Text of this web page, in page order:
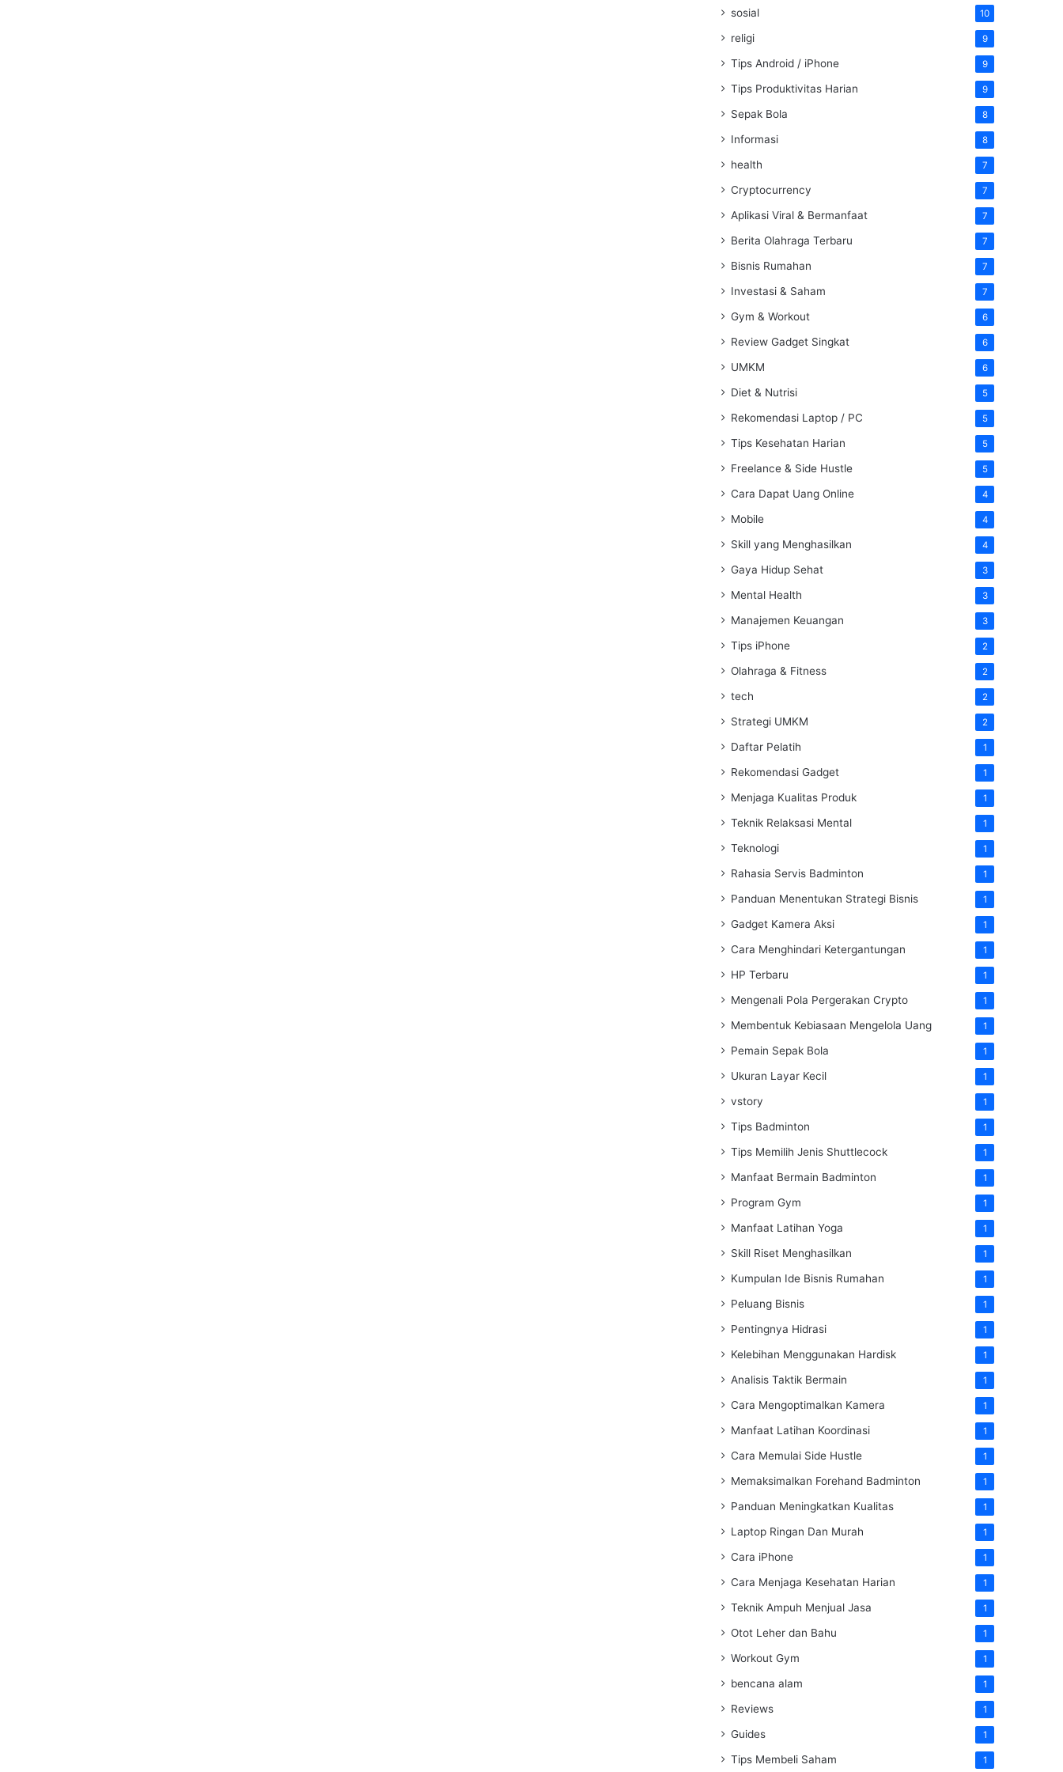
sosial 10
religi 9
Tips Android / iPhone 9
Tips Produktivitas Harian 9
Sepak Bola 8
Informasi 8
health 7
Cryptocurrency 7
Aplikasi Viral & Bermanfaat 7
Berita Olahraga Terbaru 7
Bisnis Rumahan 7
Investasi & Saham 7
Gym & Workout 6
Review Gadget Singkat 6
UMKM 6
Diet & Nutrisi 5
Rekomendasi Laptop / PC 5
Tips Kesehatan Harian 5
Freelance & Side Hustle 5
Cara Dapat Uang Online 4
Mobile 4
Skill yang Menghasilkan 4
Gaya Hidup Sehat 3
Mental Health 3
Manajemen Keuangan 3
Tips iPhone 2
Olahraga & Fitness 2
tech 2
Strategi UMKM 2
Daftar Pelatih 1
Rekomendasi Gadget 1
Menjaga Kualitas Produk 1
Teknik Relaksasi Mental 1
Teknologi 1
Rahasia Servis Badminton 1
Panduan Menentukan Strategi Bisnis 1
Gadget Kamera Aksi 1
Cara Menghindari Ketergantungan 1
HP Terbaru 1
Mengenali Pola Pergerakan Crypto 1
Membentuk Kebiasaan Mengelola Uang 1
Pemain Sepak Bola 1
Ukuran Layar Kecil 1
vstory 1
Tips Badminton 1
Tips Memilih Jenis Shuttlecock 1
Manfaat Bermain Badminton 1
Program Gym 1
Manfaat Latihan Yoga 1
Skill Riset Menghasilkan 1
Kumpulan Ide Bisnis Rumahan 1
Peluang Bisnis 1
Pentingnya Hidrasi 1
Kelebihan Menggunakan Hardisk 1
Analisis Taktik Bermain 1
Cara Mengoptimalkan Kamera 1
Manfaat Latihan Koordinasi 1
Cara Memulai Side Hustle 1
Memaksimalkan Forehand Badminton 1
Panduan Meningkatkan Kualitas 1
Laptop Ringan Dan Murah 1
Cara iPhone 1
Cara Menjaga Kesehatan Harian 1
Teknik Ampuh Menjual Jasa 1
Otot Leher dan Bahu 1
Workout Gym 1
bencana alam 1
Reviews 1
Guides 1
Tips Membeli Saham 1